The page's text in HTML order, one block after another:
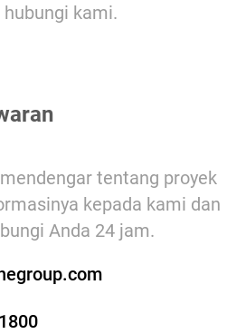
kami.
tentang proyek
kepada kami dan
Anda 24 jam.